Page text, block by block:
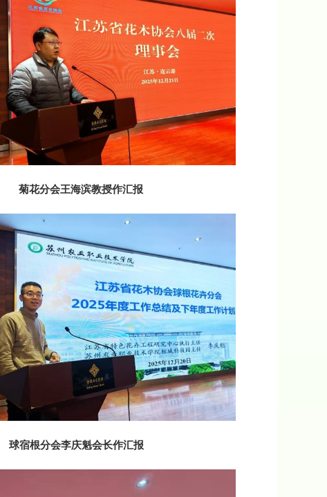
菊花分会王海滨教授作汇报
分会李庆魁会长作汇报